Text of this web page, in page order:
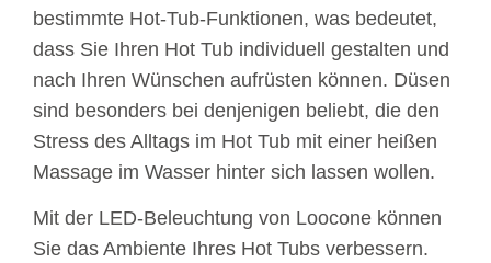
bestimmte Hot-Tub-Funktionen, was bedeutet,
dass Sie Ihren Hot Tub individuell gestalten und
nach Ihren Wünschen aufrüsten können. Düsen
sind besonders bei denjenigen beliebt, die den
Stress des Alltags im Hot Tub mit einer heißen
Massage im Wasser hinter sich lassen wollen.
Mit der LED-Beleuchtung von Loocone können
Sie das Ambiente Ihres Hot Tubs verbessern.